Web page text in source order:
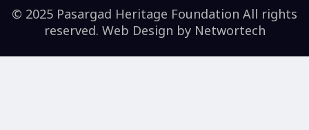
© 2025 Pasargad Heritage Foundation All rights
reserved. Web Design byNetwortech